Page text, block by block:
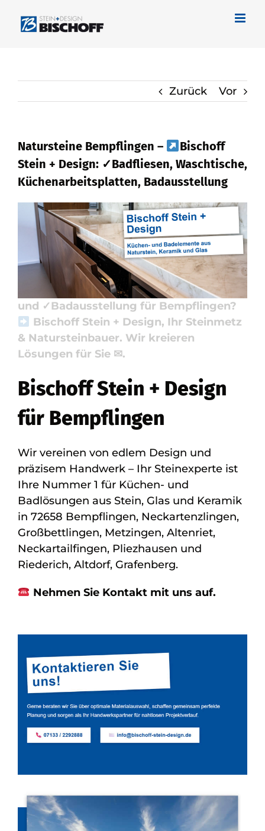
Inhalt
Zurück Vor
Natursteine Bempflingen –
Bischoff
Stein + Design: ✓Badfliesen, Waschtische,
Küchenarbeitsplatten, Badausstellung
Wählen Sie Naturstein für Bempflingen
bei
Bischoff Stein + Design als auch
✓Waschtische, Badfliese,
Küchenarbeitsplatte, Badausstellung.
Benötigen Sie ✓Küchenarbeitsplatte,
✓Naturstein, ✓Badfliese, ✓Waschtische
und ✓Badausstellung für Bempflingen?
Bischoff Stein + Design, Ihr Steinmetz
& Natursteinbauer. Wir kreieren
Lösungen für Sie ✉.
Bischoff Stein + Design
für Bempflingen
Wir vereinen von edlem Design und
präzisem Handwerk – Ihr Steinexperte ist
Ihre Nummer 1 für Küchen- und
Badlösungen aus Stein, Glas und Keramik
in 72658 Bempflingen, Neckartenzlingen,
Großbettlingen, Metzingen, Altenriet,
Neckartailfingen, Pliezhausen und
Riederich, Altdorf, Grafenberg.
Nehmen Sie Kontakt mit uns auf.